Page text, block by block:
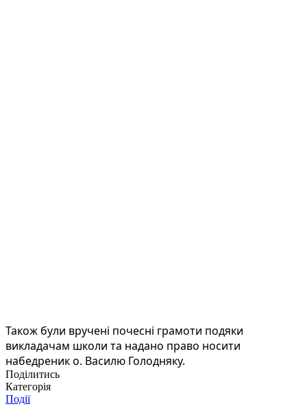
Також були вручені почесні грамоти подяки
викладачам школи та надано право носити
набедреник о. Василю Голодняку.
Поділитись
Категорія
Події